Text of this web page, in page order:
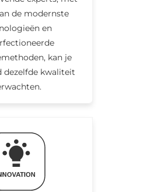
de modernste
en
kan je
dezelfde kwaliteit